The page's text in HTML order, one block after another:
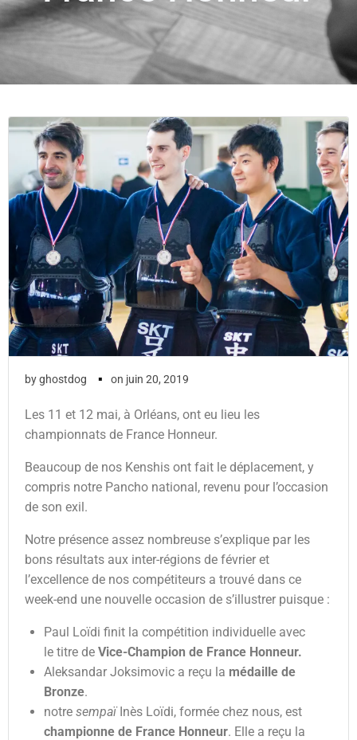
byghostdog ▪ on juin 20, 2019
Les 11 et 12 mai, à Orléans, ont eu lieu les
championnats de France Honneur.
Beaucoup de nos Kenshis ont fait le déplacement, y
compris notre Pancho national, revenu pour l’occasion
de son exil.
Notre présence assez nombreuse s’explique par les
bons résultats aux inter-régions de février et
l’excellence de nos compétiteurs a trouvé dans ce
week-end une nouvelle occasion de s’illustrer puisque :
Paul Loïdi finit la compétition individuelle avec
le titre de Vice-Champion de France Honneur.
Aleksandar Joksimovic a reçu la médaille de
Bronze.
notre sempaïInès Loïdi, formée chez nous, est
championne de France Honneur. Elle a reçu la